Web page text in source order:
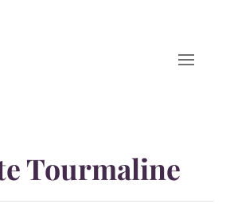
principal
Tourmaline